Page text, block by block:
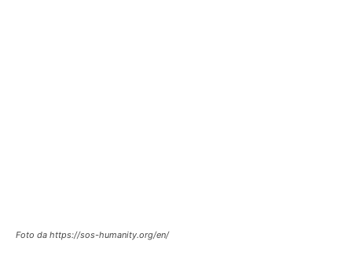
Foto da https://sos-humanity.org/en/